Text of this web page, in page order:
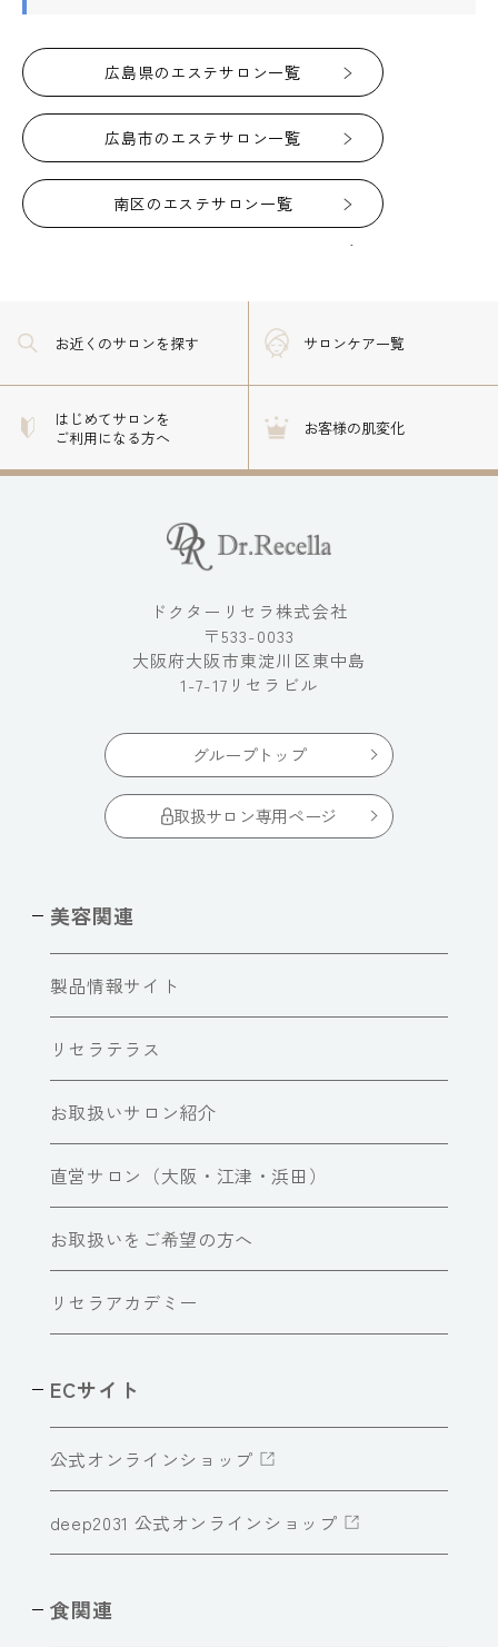
広島県のエステサロン一覧
広島市のエステサロン一覧
南区のエステサロン一覧
お近くのサロンを探す サロンケア一覧
はじめてサロンを
ご利用になる方へ
お客様の肌変化
ドクターリセラ株式会社
〒533-0033
大阪府大阪市東淀川区東中島
1-7-17リセラビル
グループトップ
取扱サロン専用ページ
美容関連
製品情報サイト
リセラテラス
お取扱いサロン紹介
直営サロン（大阪・江津・浜田）
お取扱いをご希望の方へ
リセラアカデミー
ECサイト
公式オンラインショップ
deep2031 公式オンラインショップ
食関連